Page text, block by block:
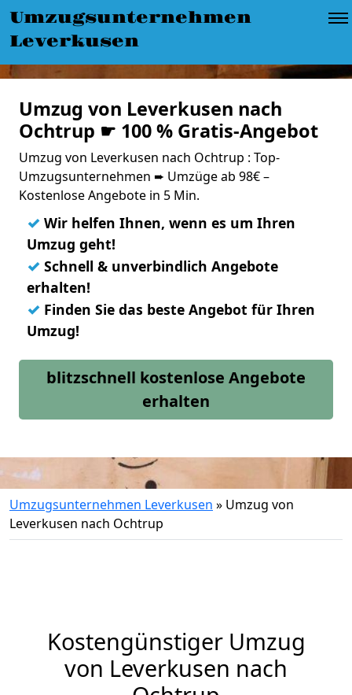
Umzugsunternehmen
Leverkusen
Umzug von Leverkusen nach
Ochtrup ☛ 100 % Gratis-Angebot
Umzug von Leverkusen nach Ochtrup : Top-
Umzugsunternehmen ➨ Umzüge ab 98€ –
Kostenlose Angebote in 5 Min.
✓ Wir helfen Ihnen, wenn es um Ihren
Umzug geht!
✓ Schnell & unverbindlich Angebote
erhalten!
✓ Finden Sie das beste Angebot für Ihren
Umzug!
blitzschnell kostenlose Angebote
erhalten
Umzugsunternehmen Leverkusen » Umzug von
Leverkusen nach Ochtrup
Kostengünstiger Umzug
von Leverkusen nach